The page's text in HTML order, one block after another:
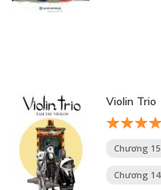
Violin Trio
Chương 15
Chương 14